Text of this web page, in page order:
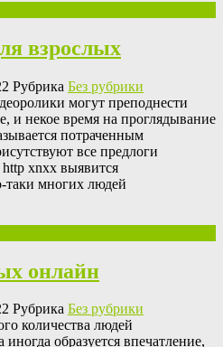
взрослых
Рубрика Без рубрики
могут преподнести
и некое время на проглядывание
потраченным
все предлоги
http xnxx выявится
таки многих людей
онлайн
Рубрика Без рубрики
количества людей
образуется впечатление,